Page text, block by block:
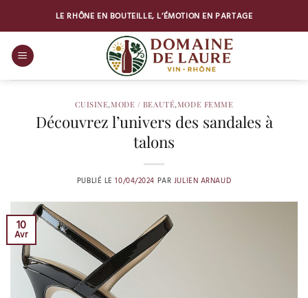
contenu
LE RHÔNE EN BOUTEILLE, L’ÉMOTION EN PARTAGE
CUISINE,MODE / BEAUTÉ,MODE FEMME
Découvrez l’univers des sandales à
talons
PUBLIÉ LE10/04/2024 PAR JULIEN ARNAUD
10
Avr